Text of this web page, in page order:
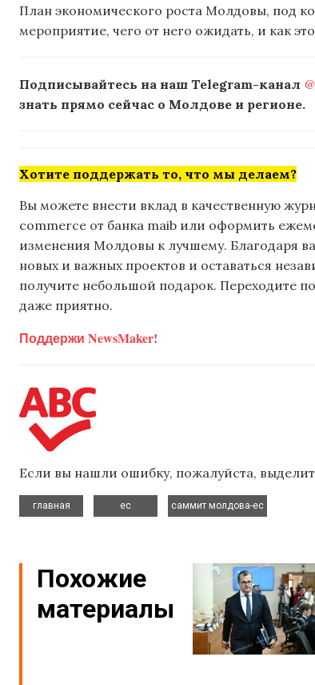
План экономического роста Молдовы, под
мероприятие, чего от него ожидать, и как
Подписывайтесь на наш Telegram-канал
знать прямо сейчас о Молдове и регионе.
Хотите поддержать то, что мы делаем?
Вы можете внести вклад в качественную
commerce от банка maib или оформить
изменения Молдовы к лучшему. Благодаря
новых и важных проектов и оставаться
получите небольшой подарок. Переходите
даже приятно.
Поддержи NewsMaker!
Если вы нашли ошибку, пожалуйста,
главная
ес
саммит молдова-ес
Похожие
материалы